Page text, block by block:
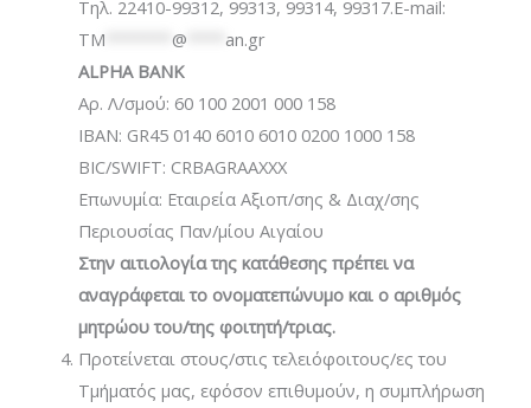
Τηλ. 22410-99312, 99313, 99314, 99317.E-mail:
TM *******@
an.gr
ALPHA BANK
Αρ. Λ/σμού: 60 100 2001 000 158
IBAN: GR45 0140 6010 6010 0200 1000 158
BIC/SWIFT: CRBAGRAAXXX
Επωνυμία: Εταιρεία Αξιοπ/σης & Διαχ/σης
Περιουσίας Παν/μίου Αιγαίου
Στην αιτιολογία της κατάθεσης πρέπει να
αναγράφεται το ονοματεπώνυμο και ο αριθμός
μητρώου του/της φοιτητή/τριας.
Προτείνεται στους/στις τελειόφοιτους/ες του
Τμήματός μας, εφόσον επιθυμούν, η συμπλήρωση